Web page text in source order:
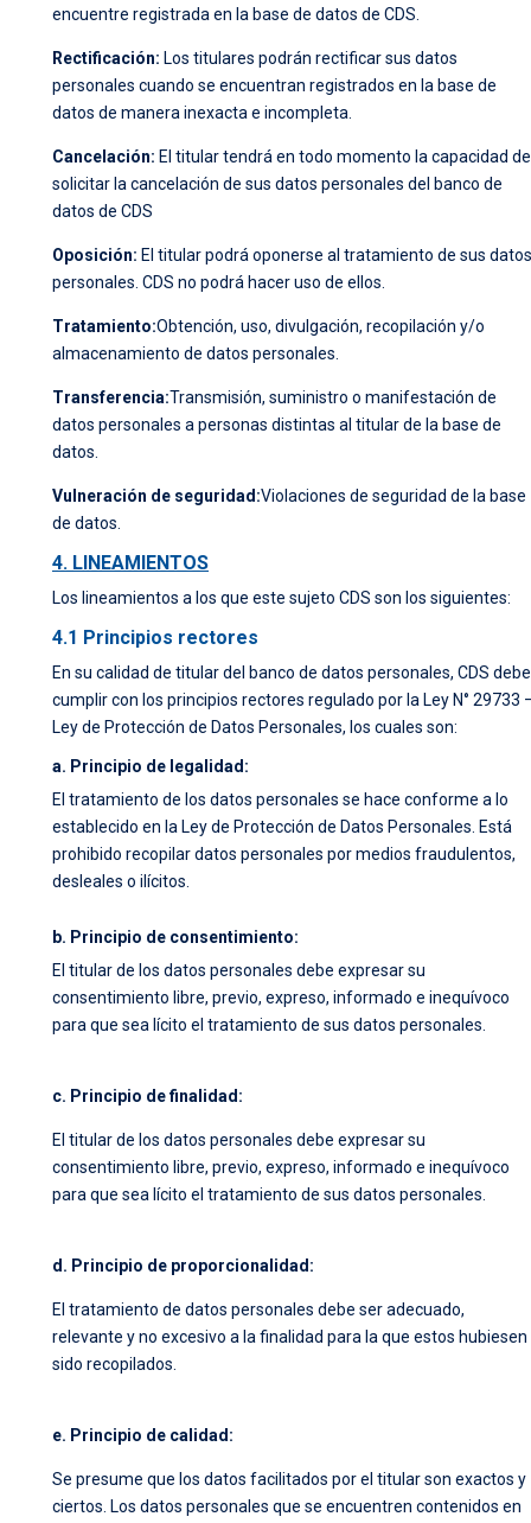
encuentre registrada en la base de datos de CDS.
Rectificación: Los titulares podrán rectificar sus datos
personales cuando se encuentran registrados en la base de
datos de manera inexacta e incompleta.
Cancelación: El titular tendrá en todo momento la capacidad de
solicitar la cancelación de sus datos personales del banco de
datos de CDS
Oposición: El titular podrá oponerse al tratamiento de sus datos
personales. CDS no podrá hacer uso de ellos.
Tratamiento:Obtención, uso, divulgación, recopilación y/o
almacenamiento de datos personales.
Transferencia:Transmisión, suministro o manifestación de
datos personales a personas distintas al titular de la base de
datos.
Vulneración de seguridad:Violaciones de seguridad de la base
de datos.
4. LINEAMIENTOS
Los lineamientos a los que este sujeto CDS son los siguientes:
4.1 Principios rectores
En su calidad de titular del banco de datos personales, CDS debe
cumplir con los principios rectores regulado por la Ley N° 29733
Ley de Protección de Datos Personales, los cuales son:
a. Principio de legalidad:
El tratamiento de los datos personales se hace conforme a lo
establecido en la Ley de Protección de Datos Personales. Está
prohibido recopilar datos personales por medios fraudulentos,
desleales o ilícitos.
b. Principio de consentimiento:
El titular de los datos personales debe expresar su
consentimiento libre, previo, expreso, informado e inequívoco
para que sea lícito el tratamiento de sus datos personales.
c. Principio de finalidad:
El titular de los datos personales debe expresar su
consentimiento libre, previo, expreso, informado e inequívoco
para que sea lícito el tratamiento de sus datos personales.
d. Principio de proporcionalidad:
El tratamiento de datos personales debe ser adecuado,
relevante y no excesivo a la finalidad para la que estos hubiesen
sido recopilados.
e. Principio de calidad:
Se presume que los datos facilitados por el titular son exactos y
ciertos. Los datos personales que se encuentren contenidos en